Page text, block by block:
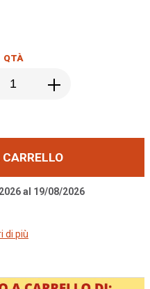
QTÀ
al 19/08/2026
di più